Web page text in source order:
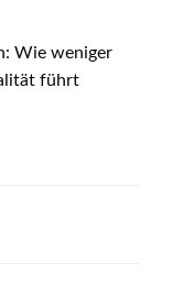
Wie weniger
führt